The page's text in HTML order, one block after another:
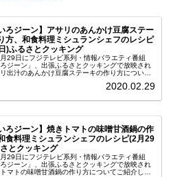
ろジーン】アサリのあんかけ豆腐ステー
方、和食料理ミシュランシェフのレシピ
)ふるさとクッキング
29日にフジテレビ系列・情報バラエティ番組
ろジーン」、出張ふるさとクッキングで放映され
出汁のあんかけ豆腐ステーキの作り方について
2020.02.29
ろジーン】焼きトマトの味噌甘酒鍋の作
食料理ミシュランシェフのレシピ(2月29
とクッキング
29日にフジテレビ系列・情報バラエティ番組
ろジーン」、出張ふるさとクッキングで放映され
マトの味噌甘酒鍋の作り方についてご紹介しま